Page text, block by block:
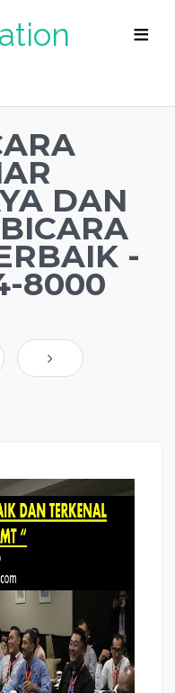
DAN
-
8000